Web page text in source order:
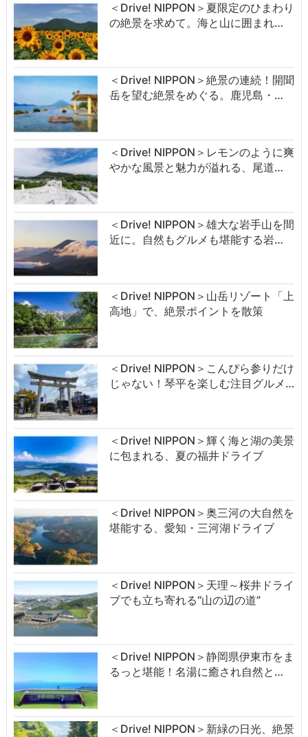
＜Drive! NIPPON＞夏限定のひまわり
の絶景を求めて。海と山に囲まれ…
＜Drive! NIPPON＞絶景の連続！開聞
岳を望む絶景をめぐる。鹿児島・…
＜Drive! NIPPON＞レモンのように爽
やかな風景と魅力が溢れる、尾道…
＜Drive! NIPPON＞雄大な岩手山を間
近に。自然もグルメも堪能する岩…
＜Drive! NIPPON＞山岳リゾート「上
高地」で、絶景ポイントを散策
＜Drive! NIPPON＞こんぴら参りだけ
じゃない！琴平を楽しむ注目グルメ…
＜Drive! NIPPON＞輝く海と湖の美景
に包まれる、夏の福井ドライブ
＜Drive! NIPPON＞奥三河の大自然を
堪能する、愛知・三河湖ドライブ
＜Drive! NIPPON＞天理～桜井ドライ
ブでも立ち寄れる“山の辺の道”
＜Drive! NIPPON＞静岡県伊東市をま
るっと堪能！名湯に癒され自然と…
＜Drive! NIPPON＞新緑の日光、絶景